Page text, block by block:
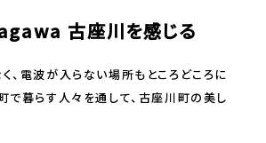
古座川を感じる
、電波が入らない場所もところどころに
で暮らす人々を通して、古座川町の美し